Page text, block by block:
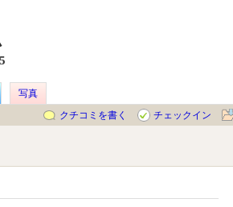
写真
クチコミを書く
チェックイン